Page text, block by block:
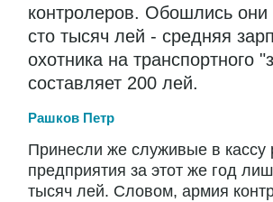
контролеров. Обошлись
сто тысяч лей - средняя
охотника на транспортного
составляет 200 лей.
Рашков Петр
Принесли же служивые в кассу
предприятия за этот же год
тысяч лей. Словом, армия